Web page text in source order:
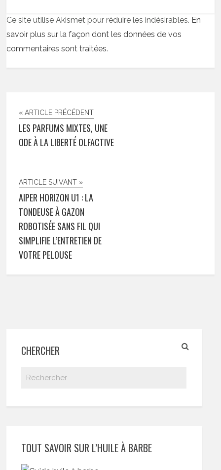
Ce site utilise Akismet pour réduire les indésirables. En
savoir plus sur la façon dont les données de vos
commentaires sont traitées.
« ARTICLE PRÉCÉDENT
LES PARFUMS MIXTES, UNE
ODE À LA LIBERTÉ OLFACTIVE
ARTICLE SUIVANT »
AIPER HORIZON U1 : LA
TONDEUSE À GAZON
ROBOTISÉE SANS FIL QUI
SIMPLIFIE L’ENTRETIEN DE
VOTRE PELOUSE
CHERCHER
TOUT SAVOIR SUR L’HUILE À BARBE